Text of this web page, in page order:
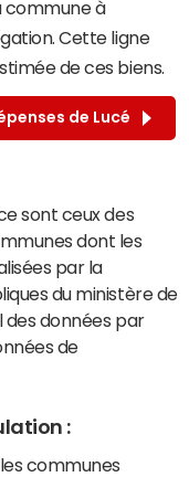
commune à
Cette ligne
de ces biens.
de Lucé
sont ceux des
dont les
par la
du ministère de
des données par
de
:
communes